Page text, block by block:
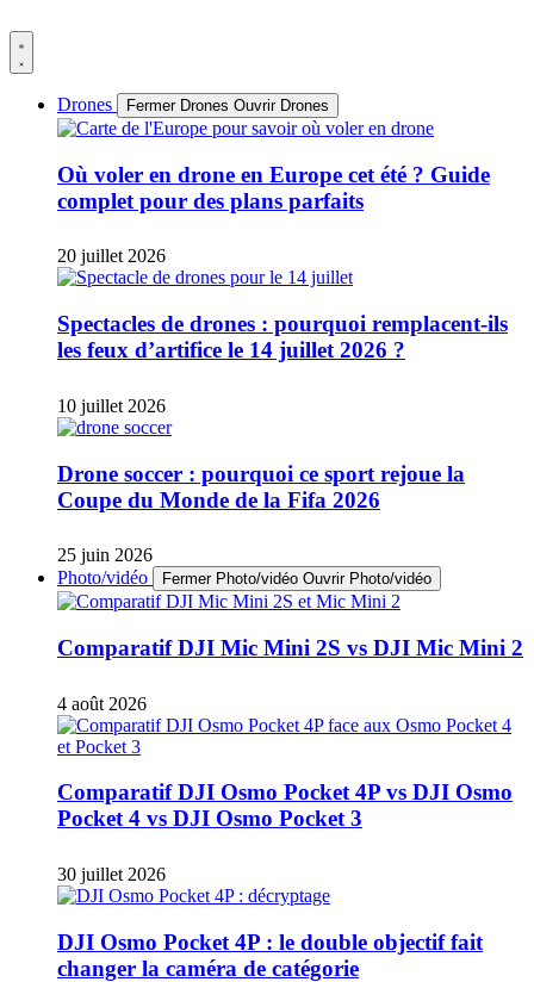
au
contenu
Drones Fermer Drones Ouvrir Drones
Où voler en drone en Europe cet été ? Guide
complet pour des plans parfaits
20 juillet 2026
Spectacles de drones : pourquoi remplacent-ils
les feux d’artifice le 14 juillet 2026 ?
10 juillet 2026
Drone soccer : pourquoi ce sport rejoue la
Coupe du Monde de la Fifa 2026
25 juin 2026
Photo/vidéo
Fermer Photo/vidéo Ouvrir Photo/vidéo
Comparatif DJI Mic Mini 2S vs DJI Mic Mini 2
4 août 2026
Comparatif DJI Osmo Pocket 4P vs DJI Osmo
Pocket 4 vs DJI Osmo Pocket 3
30 juillet 2026
DJI Osmo Pocket 4P : le double objectif fait
changer la caméra de catégorie